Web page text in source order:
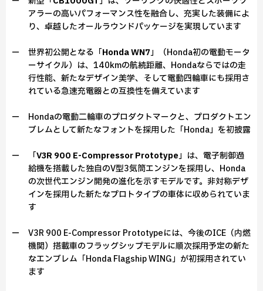
アラーの高いパフォーマンス性を融合し、充実した装備によ
り、卓越したオールラウンドパッケージを実現しています
ー 世界初公開となる「Honda WN7」（Honda初の電動モータ
ーサイクル）は、140kmの航続距離、Hondaならではの走
行性能、新たなデザイン美学、そして電動四輪車にも採用さ
れている急速充電器との互換性を備えています
ー Hondaの電動二輪車のプロダクトマークと、プロダクトエン
ブレムとして新たなフォントを採用した「Honda」を初披露
ー 「V3R 900 E-Compressor Prototype」は、電子制御過
給機を搭載した独自のV型3気筒エンジンを採用し、Honda
の次世代エンジン開発の進化を示すモデルです。非対称デザ
インを採用した新たなプロトタイプの車体に収められていま
す
ー V3R 900 E-Compressor Prototypeには、今後のICE（内燃
機関）搭載車のフラッグシップモデルに順次採用予定の新た
なエンブレム「Honda Flagship WING」が初採用されてい
ます